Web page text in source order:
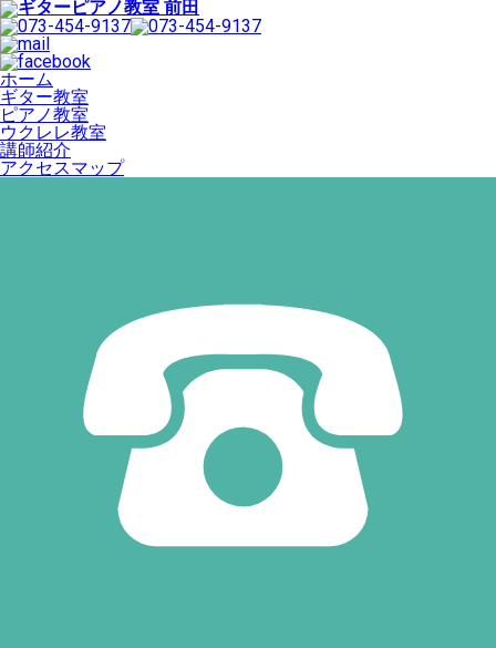
ホーム
ギター教室
ピアノ教室
ウクレレ教室
講師紹介
アクセスマップ